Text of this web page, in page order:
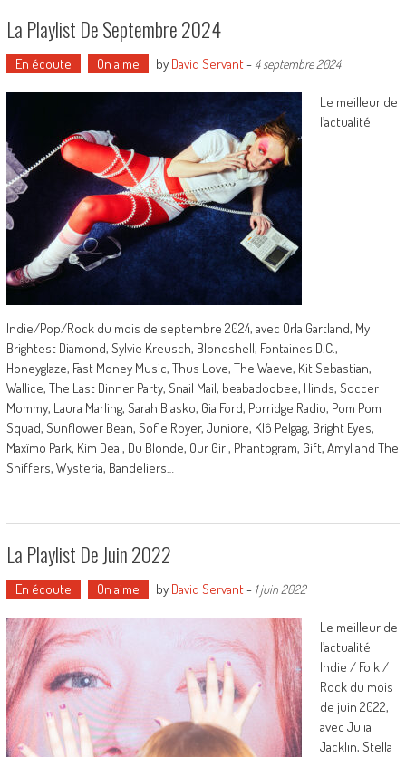
La Playlist De Septembre 2024
En écoute On aime by David Servant- 4 septembre 2024
Le meilleur de
l’actualité
Indie/Pop/Rock du mois de septembre 2024, avec Orla Gartland, My
Brightest Diamond, Sylvie Kreusch, Blondshell, Fontaines D.C.,
Honeyglaze, Fast Money Music, Thus Love, The Waeve, Kit Sebastian,
Wallice, The Last Dinner Party, Snail Mail, beabadoobee, Hinds, Soccer
Mommy, Laura Marling, Sarah Blasko, Gia Ford, Porridge Radio, Pom Pom
Squad, Sunflower Bean, Sofie Royer, Juniore, Klô Pelgag, Bright Eyes,
Maxïmo Park, Kim Deal, Du Blonde, Our Girl, Phantogram, Gift, Amyl and The
Sniffers, Wysteria, Bandeliers…
La Playlist De Juin 2022
En écoute On aime by David Servant- 1 juin 2022
Le meilleur de
l’actualité
Indie / Folk /
Rock du mois
de juin 2022,
avec Julia
Jacklin, Stella